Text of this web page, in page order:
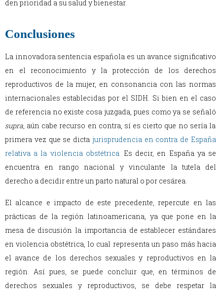
den prioridad a su salud y bienestar.
Conclusiones
La innovadora sentencia española es un avance significativo
en el reconocimiento y la protección de los derechos
reproductivos de la mujer, en consonancia con las normas
internacionales establecidas por el SIDH. Si bien en el caso
de referencia no existe cosa juzgada, pues como ya se señaló
supra, aún cabe recurso en contra, sí es cierto que no sería la
primera vez que se dicta jurisprudencia en contra de España
relativa a la violencia obstétrica. Es decir, en España ya se
encuentra en rango nacional y vinculante la tutela del
derecho a decidir entre un parto natural o por cesárea.
El alcance e impacto de este precedente, repercute en las
prácticas de la región latinoamericana, ya que pone en la
mesa de discusión la importancia de establecer estándares
en violencia obstétrica, lo cual representa un paso más hacia
el avance de los derechos sexuales y reproductivos en la
región. Así pues, se puede concluir que, en términos de
derechos sexuales y reproductivos, se debe respetar la